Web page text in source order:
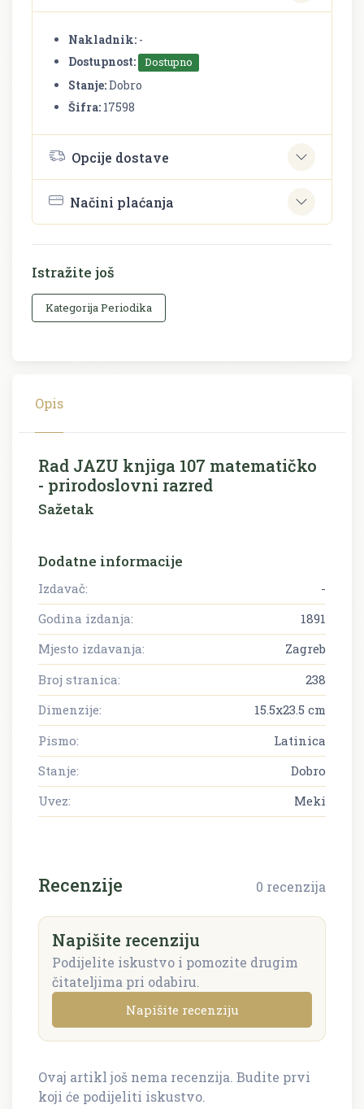
Nakladnik: -
Dostupnost:
Dostupno
Stanje:Dobro
Šifra: 17598
Opcije dostave
Načini plaćanja
Istražite još
Kategorija Periodika
Opis
Rad JAZU knjiga 107 matematičko
- prirodoslovni razred
Sažetak
Dodatne informacije
Izdavač:
-
Godina izdanja:
1891
Mjesto izdavanja:
Zagreb
Broj stranica:
238
Dimenzije:
15.5x23.5 cm
Pismo:
Latinica
Stanje:
Dobro
Uvez:
Meki
Recenzije 0 recenzija
Napišite recenziju
Podijelite iskustvo i pomozite drugim
čitateljima pri odabiru.
Napišite recenziju
Napišite recenziju
Ovaj artikl još nema recenzija. Budite prvi
koji će podijeliti iskustvo.